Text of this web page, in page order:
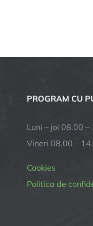
PROGRAM CU
Luni – joi 08.00 –
Vineri 08.00 –
Cookies
Politica de